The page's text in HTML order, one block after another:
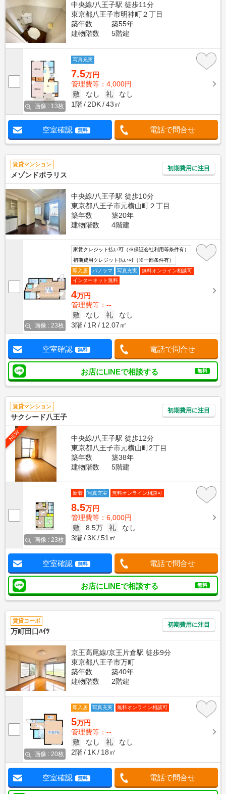
中央線/八王子駅 徒歩11分
東京都八王子市明神町２丁目
築年数
築55年
建物階数
5階建
画像 : 13枚
写真充実
7.5万円
管理費等：4,000円
敷
なし 礼
なし
1階
2DK 43㎡
空室確認 無料 電話で問合せ
賃貸マンション
メゾンドポラリス
初期費用に注目
中央線/八王子駅 徒歩10分
東京都八王子市元横山町２丁目
築年数
築20年
建物階数
4階建
画像 : 23枚
家賃クレジット払い可（※保証会社利用等条件有）
初期費用クレジット払い可（※一部条件有）
即入居
パノラマ 写真充実
無料オンライン相談可
インターネット無料
4万円
管理費等：--
敷
なし 礼
なし
3階
1R 12.07㎡
空室確認 無料 電話で問合せ
お店にLINEで相談する 無料
賃貸マンション
サクシード八王子
初期費用に注目
NEW
中央線/八王子駅 徒歩12分
東京都八王子市元横山町2丁目
築年数
築38年
建物階数
5階建
画像 : 23枚
新着 写真充実 無料オンライン相談可
8.5万円
管理費等：6,000円
敷
8.5万 礼
なし
3階
3K 51㎡
空室確認 無料 電話で問合せ
お店にLINEで相談する 無料
賃貸コーポ
万町田口ﾊｲﾂ
初期費用に注目
京王高尾線/京王片倉駅 徒歩9分
東京都八王子市万町
築年数
築40年
建物階数
2階建
画像 : 20枚
即入居 写真充実 無料オンライン相談可
5万円
管理費等：--
敷
なし 礼
なし
2階
1K 18㎡
空室確認 無料 電話で問合せ